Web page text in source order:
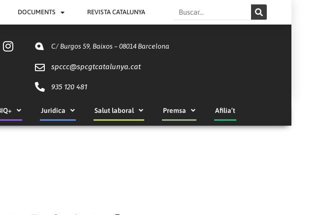
DOCUMENTS REVISTA CATALUNYA Search
C/ Burgos 59, Baixos – 08014 Barcelona
spccc@spcgtcatalunya.cat
935 120 481
Jurídica Salut laboral Premsa Afilia’t